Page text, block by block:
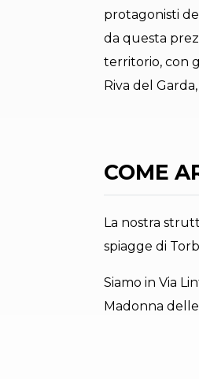
protagonisti
da questa
territorio, con
Riva del
COME
La nostra
spiagge di
Siamo in Via
Madonna